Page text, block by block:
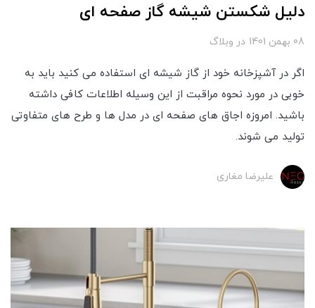
دلیل شکستن شیشه گاز صفحه ای
08 بهمن 1401 در وبلاگ
اگر در آشپزخانه خود از گاز شیشه ای استفاده می کنید باید به
خوبی در مورد نحوه مراقبت از این وسیله اطلاعات کافی داشته
باشید. امروزه اجاق های صفحه‌ ای در مدل ها و طرح های متفاوتی
تولید می شوند.
علیرضا مغاری